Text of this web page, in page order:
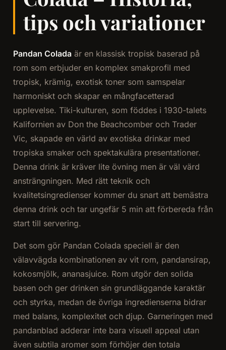
tips och variationer
Pandan Coladaär en klassisk tropisk baserad på
rom som erbjuder en komplex smakprofil med
tropisk, krämig, exotisk toner som samspelar
harmoniskt och skapar en mångfacetterad
upplevelse. Tiki-kulturen, som föddes i 1930-talets
Kalifornien av Don the Beachcomber och Trader
Vic, skapade en värld av exotiska drinkar med
tropiska smaker och spektakulära presentationer.
Denna drink är kräver lite övning men är väl värd
ansträngningen. Med rätt teknik och
kvalitetsingredienser kommer du snart att bemästra
denna drink och tar ungefär 5 min att förbereda från
start till servering.
Det som gör Pandan Colada speciell är den
välavvägda kombinationen av vit rom, pandansirap,
kokosmjölk, ananasjuice. Rom utgör den solida
basen och ger drinken sin grundläggande karaktär
och styrka, medan de övriga ingredienserna bidrar
med balans, komplexitet och djup. Garneringen med
pandanblad adderar inte bara visuell appeal utan
även subtila aromer som förhöjer den totala